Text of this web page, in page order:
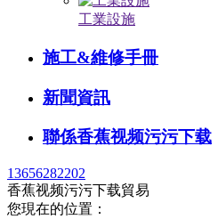
工業設施
施工&維修手冊
新聞資訊
聯係香蕉视频污污下载
13656282202
香蕉视频污污下载貿易
您現在的位置：